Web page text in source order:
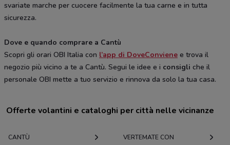
svariate marche per cuocere facilmente la tua carne e in tutta
sicurezza.
Dove e quando comprare a Cantù
Scopri gli orari OBI Italia con l’app di DoveConviene e trova il
negozio più vicino a te a Cantù. Segui le idee e i consigli che il
personale OBI mette a tuo servizio e rinnova da solo la tua casa.
Offerte volantini e cataloghi per città nelle vicinanze
CANTÙ
VERTEMATE CON